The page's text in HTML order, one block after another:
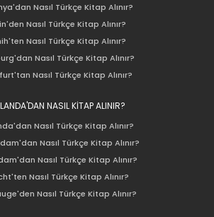
Nasıl Türkçe Kitap Alınır?
Nasıl Türkçe Kitap Alınır?
Nasıl Türkçe Kitap Alınır?
Nasıl Türkçe Kitap Alınır?
Nasıl Türkçe Kitap Alınır?
NASIL KİTAP ALINIR?
Nasıl Türkçe Kitap Alınır?
Nasıl Türkçe Kitap Alınır?
Nasıl Türkçe Kitap Alınır?
Nasıl Türkçe Kitap Alınır?
Nasıl Türkçe Kitap Alınır?